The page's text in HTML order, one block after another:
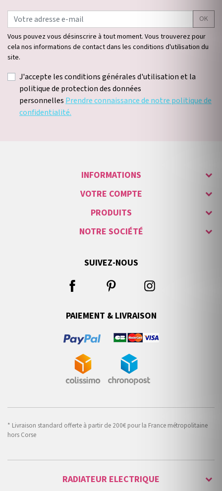
OK
Vous pouvez vous désinscrire à tout moment. Vous trouverez pour
cela nos informations de contact dans les conditions d'utilisation du
site.
J'accepte les conditions générales d'utilisation et la
politique de protection des données
personnelles Prendre connaissance de notre politique de
confidentialité.
INFORMATIONS
VOTRE COMPTE
PRODUITS
NOTRE SOCIÉTÉ
SUIVEZ-NOUS
PAIEMENT & LIVRAISON
* Livraison standard offerte à partir de 200€ pour la France métropolitaine
hors Corse
RADIATEUR ELECTRIQUE